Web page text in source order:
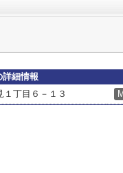
詳細情報
１丁目６－１３